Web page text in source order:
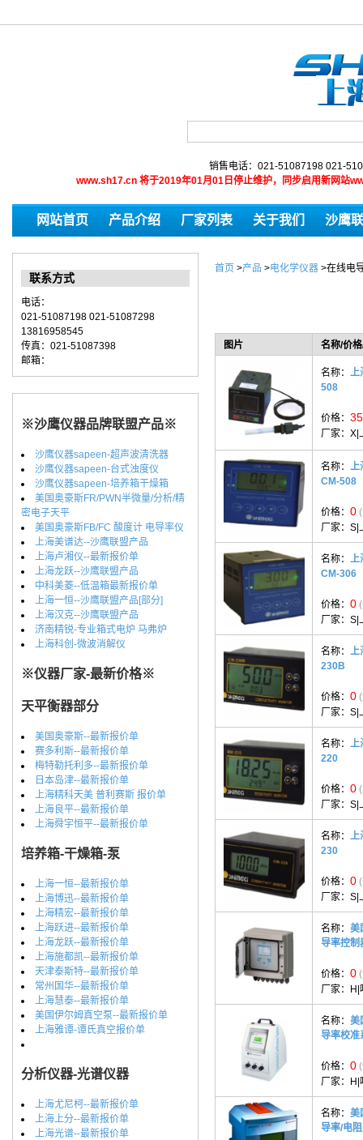
销售电话：021-51087198 021-
www.sh17.cn 将于2019年01月01日停止维护，同步启用新网站
网站首页 产品介绍 厂家列表 关于我们 沙鹰
联系方式
电话：
021-51087198 021-51087298
13816958545
传真：021-51087398
邮箱：
※沙鹰仪器品牌联盟产品※
沙鹰仪器sapeen-超声波清洗器
沙鹰仪器sapeen-台式浊度仪
沙鹰仪器sapeen-培养箱干燥箱
美国奥豪斯FR/PWN半微量/分析/精
密电子天平
美国奥豪斯FB/FC 酸度计 电导率仪
上海美谱达--沙鹰联盟产品
上海卢湘仪--最新报价单
上海龙跃--沙鹰联盟产品
中科美菱--低温箱最新报价单
上海一恒--沙鹰联盟产品[部分]
上海汉克--沙鹰联盟产品
济南精锐-专业箱式电炉 马弗炉
上海科创-微波消解仪
※仪器厂家-最新价格※
天平衡器部分
美国奥豪斯--最新报价单
赛多利斯--最新报价单
梅特勒托利多--最新报价单
日本岛津--最新报价单
上海精科天美 普利赛斯 报价单
上海良平--最新报价单
上海舜宇恒平--最新报价单
培养箱-干燥箱-泵
上海一恒--最新报价单
上海博迅--最新报价单
上海精宏--最新报价单
上海跃进--最新报价单
上海龙跃--最新报价单
上海施都凯--最新报价单
天津泰斯特--最新报价单
常州国华--最新报价单
上海慧泰--最新报价单
美国伊尔姆真空泵--最新报价单
上海雅谭-谭氏真空报价单
分析仪器-光谱仪器
上海尤尼柯--最新报价单
上海上分--最新报价单
上海光谱--最新报价单
首页 >产品 >电化学仪器 >在线电
图片 名称/价
名称： 上
508
价格：
厂家： X|
名称： 上
CM-508
价格： 0
厂家： S|
名称： 上
CM-306
价格： 0
厂家： S|
名称： 上
230B
价格： 0
厂家： S|
名称： 上
220
价格： 0
厂家： S|
名称： 上
230
价格： 0
厂家： S|
名称： 美
导率控制
价格： 0
厂家： H|
名称： 美
导率校准
价格： 0
厂家： H|
名称： 美
导率/电